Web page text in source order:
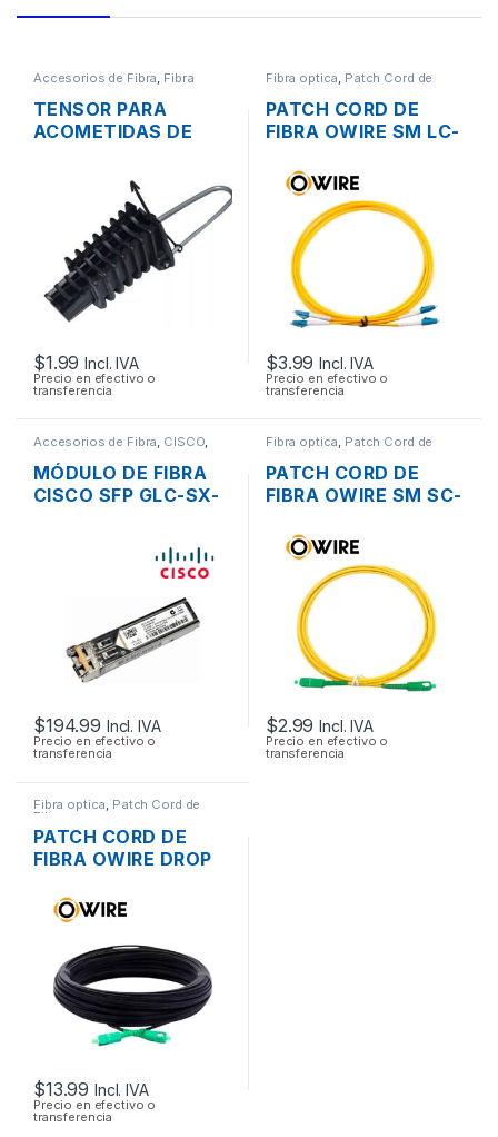
Accesorios de Fibra, Fibra
TENSOR PARA
ACOMETIDAS DE
$1.99 Incl. IVA
Precio en efectivo o
transferencia
Fibra optica, Patch Cord de
PATCH CORD DE
FIBRA OWIRE SM LC-
DUPLEX LSZH
9/12UM 3MTS.
$3.99 Incl. IVA
Precio en efectivo o
transferencia
Accesorios de Fibra CISCO
MÓDULO DE FIBRA
CISCO SFP GLC-SX-
$194.99 Incl. IVA
Precio en efectivo o
transferencia
Fibra optica Patch Cord de
PATCH CORD DE
FIBRA OWIRE SM SC-
SIMPLEX LSZH
9/12UM 3MTS.
$2.99 Incl. IVA
Precio en efectivo o
transferencia
Fibra optica, Patch Cord de
Fibra
PATCH CORD DE
FIBRA OWIRE DROP
APC SIMPLEX LSZH
9/125UM 50MTS.
OUTDOOR
$13.99 Incl. IVA
Precio en efectivo o
transferencia